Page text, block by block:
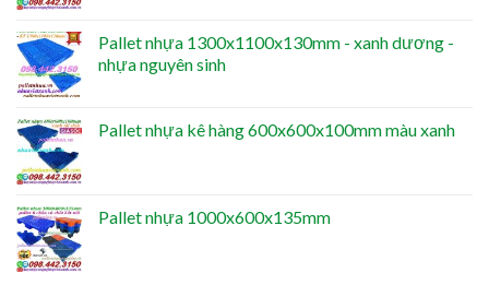
Pallet nhựa 1300x1100x130mm - xanh dương -
nhựa nguyên sinh
Pallet nhựa kê hàng 600x600x100mm màu xanh
Pallet nhựa 1000x600x135mm